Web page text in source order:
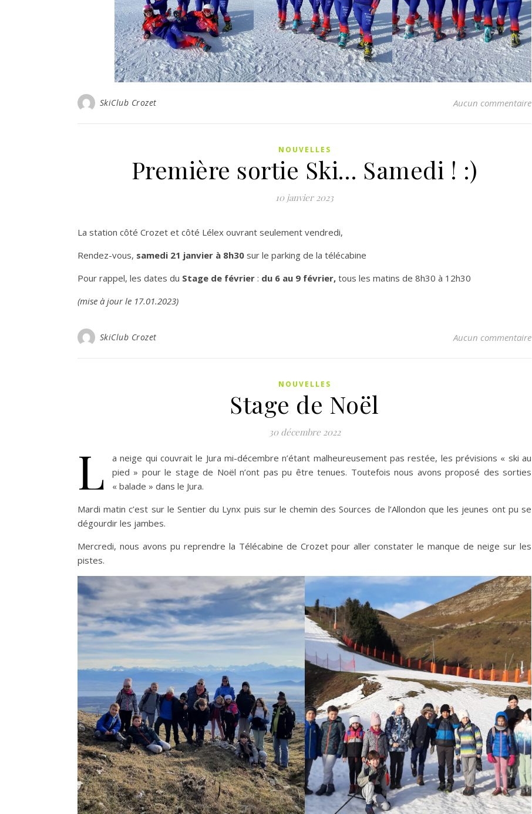
SkiClub Crozet Aucun commentaire
NOUVELLES
Première sortie Ski… Samedi ! :)
10 janvier 2023
La station côté Crozet et côté Lélex ouvrant seulement vendredi,
Rendez-vous, samedi 21 janvier à 8h30 sur le parking de la télécabine
Pour rappel, les dates du Stage de février : du 6 au 9 février, tous les matins de 8h30 à 12h30
(mise à jour le 17.01.2023)
SkiClub Crozet Aucun commentaire
NOUVELLES
Stage de Noël
30 décembre 2022
L
a neige qui couvrait le Jura mi-décembre n’étant malheureusement pas restée, les prévisions « ski au
pied » pour le stage de Noël n’ont pas pu être tenues. Toutefois nous avons proposé des sorties
« balade » dans le Jura.
Mardi matin c’est sur le Sentier du Lynx puis sur le chemin des Sources de l’Allondon que les jeunes ont pu se
dégourdir les jambes.
Mercredi, nous avons pu reprendre la Télécabine de Crozet pour aller constater le manque de neige sur les
pistes.